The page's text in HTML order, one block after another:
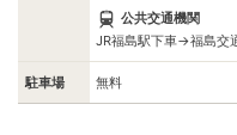
公共交通機関
JR福島駅下車→福島
駐車場 無料